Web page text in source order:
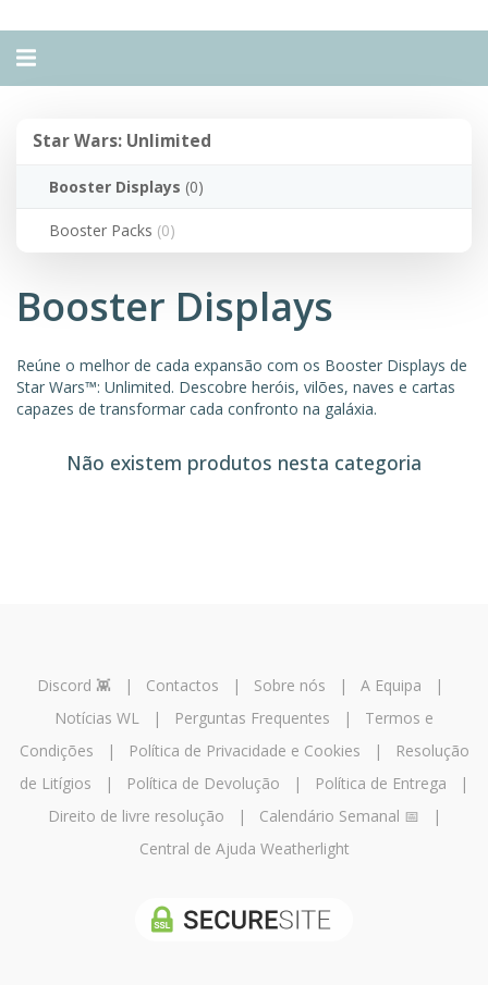
Alternar
Wars:
Star Wars: Unlimited
Booster Displays (0)
Booster Packs (0)
Booster Displays
Reúne o melhor de cada expansão com os Booster Displays de
Star Wars™: Unlimited. Descobre heróis, vilões, naves e cartas
capazes de transformar cada confronto na galáxia.
Não existem produtos nesta categoria
Discord 👾 | Contactos | Sobre nós | A Equipa |
Notícias WL | Perguntas Frequentes | Termos e
Condições | Política de Privacidade e Cookies |
Resolução
de Litígios | Política de Devolução | Política de Entrega |
Direito de livre resolução | Calendário Semanal 📅 |
Central de Ajuda Weatherlight